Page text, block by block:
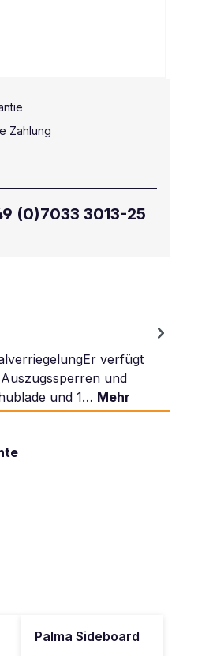
Zahlung
(0)7033 3013-25
verfügt
und
und 1… Mehr
Palma Sideboard